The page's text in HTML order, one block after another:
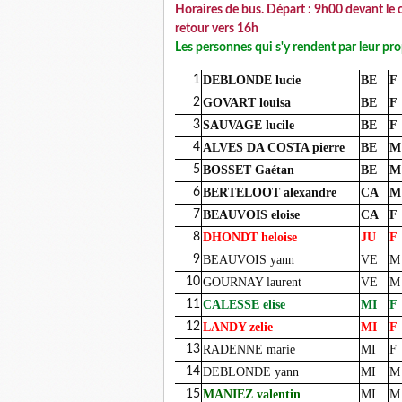
Horaires de bus. Départ : 9h00 devant le
retour vers 16h
Les personnes qui s'y rendent par leur
1 DEBLONDE lucie BE F
2 GOVART louisa BE F
3 SAUVAGE lucile BE F
4 ALVES DA COSTA pierre BE M
5 BOSSET Gaétan BE M
6 BERTELOOT alexandre CA M
7 BEAUVOIS eloise CA F
8 DHONDT heloise JU F
9 BEAUVOIS yann VE M
10 GOURNAY laurent VE M
11 CALESSE elise MI F
12 LANDY zelie MI F
13 RADENNE marie MI F
14 DEBLONDE yann MI M
15 MANIEZ valentin MI M